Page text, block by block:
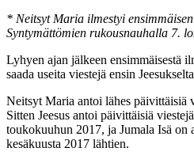
* Neitsyt Maria ilmestyi
Syntymättömien rukousnauhalla 7.
Lyhyen ajan jälkeen ensimmäisestä
saada useita viestejä ensin
Neitsyt Maria antoi lähes päivittäisiä
Sitten Jeesus antoi päivittäisiä
toukokuuhun 2017, ja Jumala Isä on
kesäkuusta 2017 lähtien.